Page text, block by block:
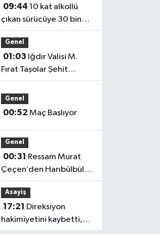
09:44
çıkan sürücüye 30 bin
lira para cezası
Genel
01:03
Fırat Taşolar Şehit
Babasının Elini Öptü
Genel
00:52 Maç Başlıyor
Genel
00:31
Çeçen’den Harıbülbül
Hediyesi
Asayiş
17:21
hakimiyetini kaybetti,
karşı şeritteki otomobile